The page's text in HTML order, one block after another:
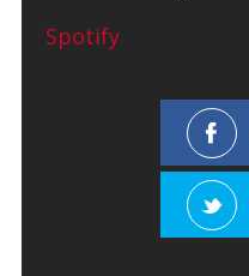
Spotify